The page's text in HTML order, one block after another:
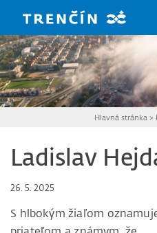
Hlavná stránka >
Ladislav
26. 5. 2025
S hlbokým žiaľom